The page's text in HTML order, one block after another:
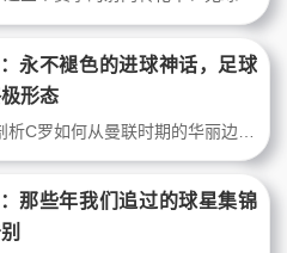
永不褪色的进球神话，足球
形态
那些年我们追过的球星集锦